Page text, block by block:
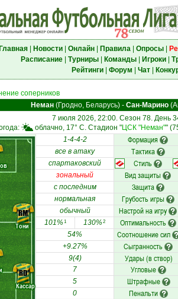
Главная| Новости| Онлайн| Правила| Опросы|
Расписание| Турниры| Команды| Игроки|
Рейтинги| Форум Чат|
соперников
Неман(Гродно, Беларусь)- Сан-Марино
7 июля 2026, 22:00. Сезон 78. День
облачно, 17° C. Стадион "ЦСК "Неман""
Кассар
Тони
RD
RM
1-4-4-2 Формация
все в атаку Тактика
спартаковский Стиль
зональный Вид защиты
с последним Защита
нормальная Грубость игры
обычный Настрой на игру
101%1 130%2 Оптимальность
54% Соотношение сил
+9.27% Сыгранность
9(4) Удары (в створ)
7 Угловые
5 Штрафные
0 Пенальти